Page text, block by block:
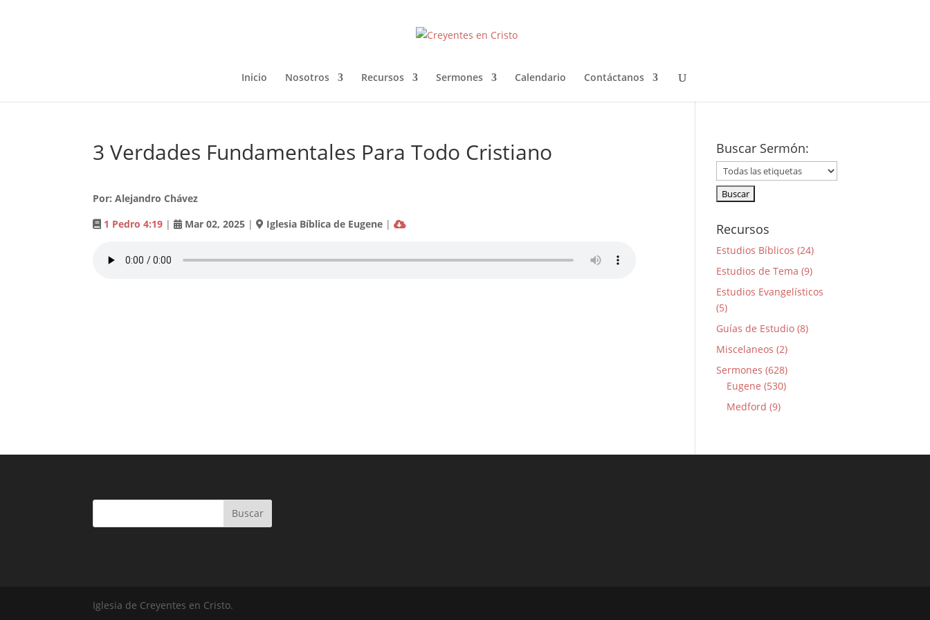
Inicio Nosotros Recursos Sermones Calendario Contáctanos
3 Verdades Fundamentales Para Todo Cristiano
Por: Alejandro Chávez
1 Pedro 4:19 | Mar 02, 2025 | Iglesia Bíblica de Eugene |
Buscar Sermón:
Recursos
Estudios Bíblicos (24)
Estudios de Tema (9)
Estudios Evangelísticos
(5)
Guías de Estudio (8)
Miscelaneos (2)
Sermones (628)
Eugene (530)
Medford (9)
Buscar
Iglesia de Creyentes en Cristo.